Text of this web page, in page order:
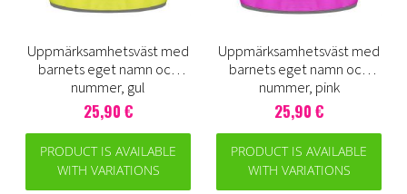
Uppmärksamhetsväst med
barnets eget namn och
nummer, gul
25,90 €
PRODUCT IS AVAILABLE
WITH VARIATIONS
Uppmärksamhetsväst med
barnets eget namn och
nummer, pink
25,90 €
PRODUCT IS AVAILABLE
WITH VARIATIONS